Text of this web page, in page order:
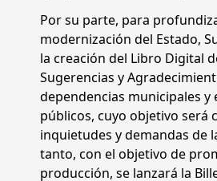
Por su parte, para
modernización del Estado,
la creación del Libro Digital
Sugerencias y
dependencias municipales y
públicos, cuyo objetivo será
inquietudes y demandas de
tanto, con el objetivo de
producción, se lanzará la